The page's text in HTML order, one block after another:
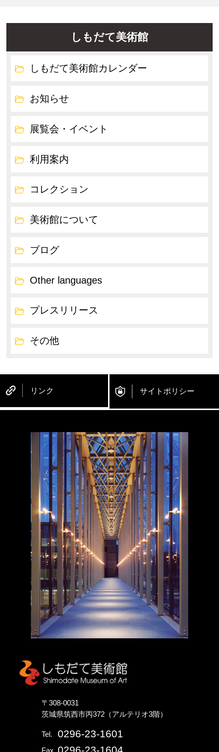
しもだて美術館
しもだて美術館カレンダー
お知らせ
展覧会・イベント
利用案内
コレクション
美術館について
ブログ
Other languages
プレスリリース
その他
リンク サイトポリシー
しもだて美術館
〒308-0031
茨城県筑西市丙372（アルテリオ3階）
Tel. 0296-23-1601
Fax.